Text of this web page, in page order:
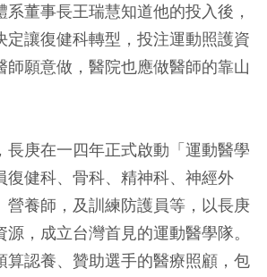
董事長王瑞慧知道他的投入後，
定讓復健科轉型，投注運動照護資
師願意做，醫院也應做醫師的靠山
長庚在一四年正式啟動「運動醫學
復健科、骨科、精神科、神經外
營養師，及訓練防護員等，以長庚
，成立台灣首見的運動醫學隊。
算認養、贊助選手的醫療照顧，包